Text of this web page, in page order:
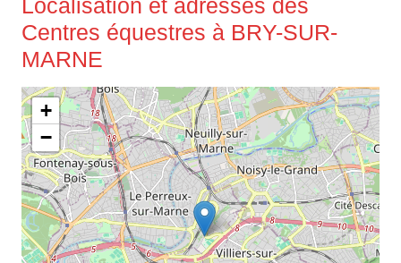
Localisation et adresses des
Centres équestres à BRY-SUR-
MARNE
+
−